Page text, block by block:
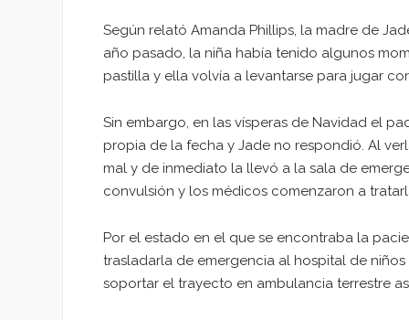
Según relató Amanda Phillips, la madre de
año pasado, la niña había tenido algunos
pastilla y ella volvía a levantarse para jugar
Sin embargo, en las vísperas de Navidad el
propia de la fecha y Jade no respondió. Al
mal y de inmediato la llevó a la sala de
convulsión y los médicos comenzaron a
Por el estado en el que se encontraba la
trasladarla de emergencia al hospital de
soportar el trayecto en ambulancia terrestre